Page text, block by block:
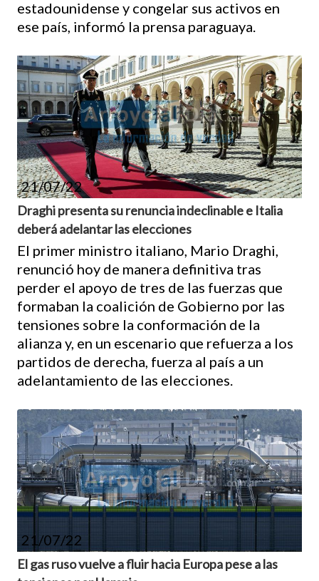
estadounidense y congelar sus activos en
ese país, informó la prensa paraguaya.
21/07/22
Draghi presenta su renuncia indeclinable e Italia
deberá adelantar las elecciones
El primer ministro italiano, Mario Draghi,
renunció hoy de manera definitiva tras
perder el apoyo de tres de las fuerzas que
formaban la coalición de Gobierno por las
tensiones sobre la conformación de la
alianza y, en un escenario que refuerza a los
partidos de derecha, fuerza al país a un
adelantamiento de las elecciones.
21/07/22
El gas ruso vuelve a fluir hacia Europa pese a las